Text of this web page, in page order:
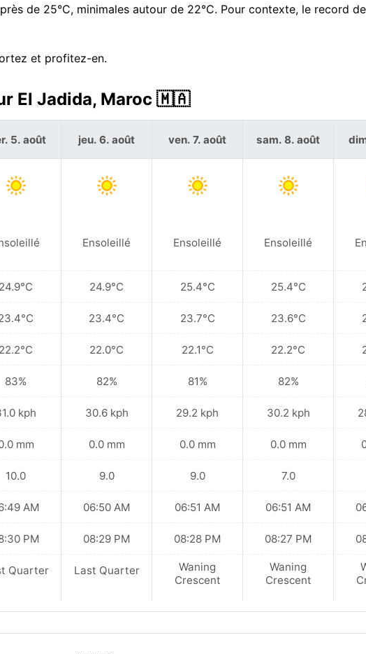
de 25°C, minimales autour de 22°C. Pour contexte, le record
et profitez-en.
El Jadida, Maroc 🇲🇦
5. août
24.9°C
22.2°C
83%
kph
mm
10.0
AM
PM
Quarter
jeu. 6. août
Ensoleillé
24.9°C
23.4°C
22.0°C
82%
30.6 kph
0.0 mm
9.0
06:50 AM
08:29 PM
Last Quarter
ven. 7. août
Ensoleillé
25.4°C
23.7°C
22.1°C
81%
29.2 kph
0.0 mm
9.0
06:51 AM
08:28 PM
Waning
Crescent
sam. 8. août
Ensoleillé
25.4°C
23.6°C
22.2°C
82%
30.2 kph
0.0 mm
7.0
06:51 AM
08:27 PM
Waning
Crescent